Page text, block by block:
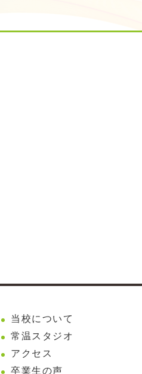
当校について
常温スタジオ
アクセス
卒業生の声